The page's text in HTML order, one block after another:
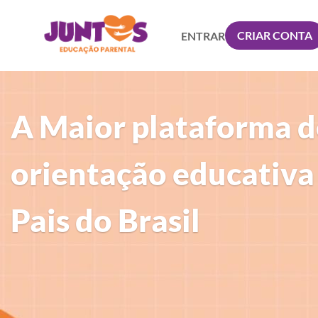
ENTRAR CRIAR CONTA
A Maior plataforma
orientação
Pais do Brasil